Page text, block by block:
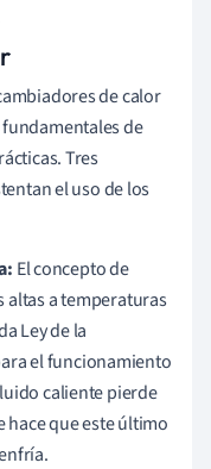
de calor
de
Tres
el uso de los
El concepto de
a temperaturas
Ley de la
el funcionamiento
caliente pierde
que este último